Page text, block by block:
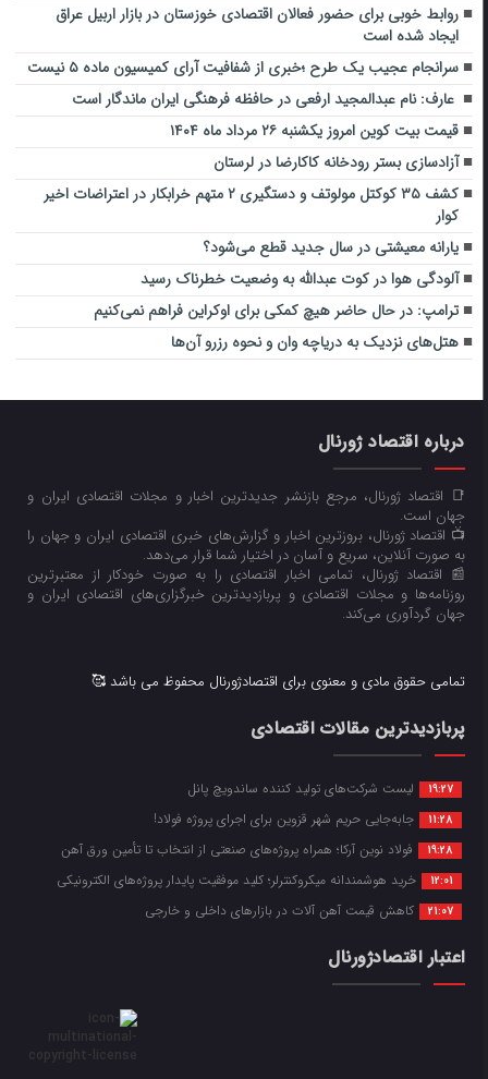
روابط خوبی برای حضور فعالان اقتصادی خوزستان در بازار اربیل عراق
ایجاد شده است
سرانجام عجیب یک طرح ؛خبری از شفافیت آرای کمیسیون ماده ۵ نیست
عارف: نام عبدالمجید ارفعی در حافظه فرهنگی ایران ماندگار است
قیمت بیت کوین امروز یکشنبه ۲۶ مرداد ماه ۱۴۰۴
آزادسازی بستر رودخانه کاکارضا در لرستان
کشف ۳۵ کوکتل مولوتف و دستگیری ۲ متهم خرابکار در اعتراضات اخیر
کوار
یارانه‌ معیشتی در سال جدید قطع می‌شود؟
آلودگی هوا در کوت عبدالله به وضعیت خطرناک رسید
ترامپ: در حال حاضر هیچ کمکی برای اوکراین فراهم نمی‌کنیم
هتل‌های نزدیک به دریاچه وان و نحوه رزرو آن‌ها
درباره اقتصاد ژورنال
📑 اقتصاد ژورنال، مرجع بازنشر جدیدترین اخبار و مجلات اقتصادی ایران و
جهان است.
📺 اقتصاد ژورنال، بروزترین اخبار و گزارش‌های خبری اقتصادی ایران و جهان را
به صورت آنلاین، سریع و آسان در اختیار شما قرار می‌‌دهد.
📰 اقتصاد ژورنال، تمامی اخبار اقتصادی را به صورت خودکار از معتبرترین
روزنامه‌ها و مجلات اقتصادی و پربازدیدترین خبرگزاری‌های اقتصادی ایران و
جهان گردآوری می‌کند.
تمامی حقوق مادی و معنوی برای اقتصادژورنال محفوظ می باشد 🥰
پربازدیدترین مقالات اقتصادی
19:27 لیست شرکت‌های تولید کننده ساندویچ پانل
11:28 جابه‌جایی حریم شهر قزوین برای اجرای پروژه فولاد!
19:28 فولاد نوین آرکا؛ همراه پروژه‌های صنعتی از انتخاب تا تأمین ورق آهن
12:01 خرید هوشمندانه میکروکنترلر؛ کلید موفقیت پایدار پروژه‌های الکترونیکی
21:07 کاهش قیمت آهن آلات در بازارهای داخلی و خارجی
اعتبار اقتصادژورنال